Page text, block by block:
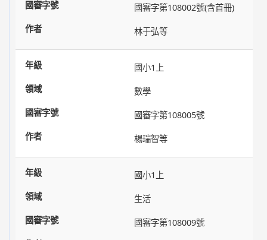
國審字第108002號(含首冊)
林于弘等
國小1上
數學
國審字第108005號
楊瑞智等
國小1上
生活
國審字第108009號